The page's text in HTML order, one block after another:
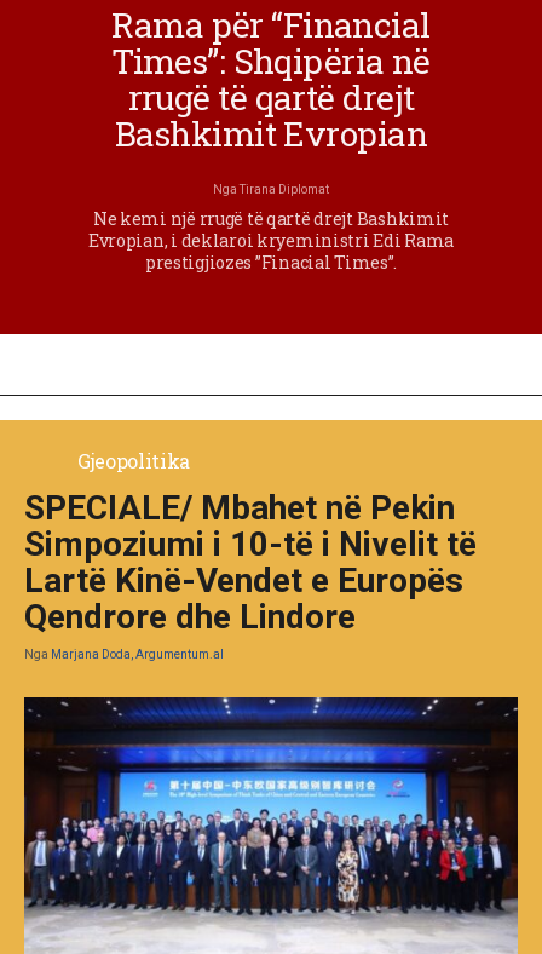
Rama për “Financial
Times”: Shqipëria në
rrugë të qartë drejt
Bashkimit Evropian
NgaTirana Diplomat
Ne kemi një rrugë të qartë drejt Bashkimit
Evropian, i deklaroi kryeministri Edi Rama
prestigjiozes ”Finacial Times”.
Gjeopolitika
SPECIALE/ Mbahet në Pekin
Simpoziumi i 10-të i Nivelit të
Lartë Kinë-Vendet e Europës
Qendrore dhe Lindore
Nga Marjana Doda, Argumentum.al